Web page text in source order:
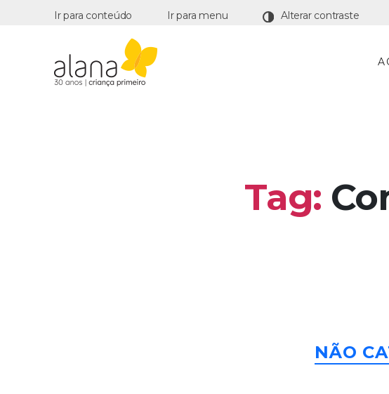
Ir para conteúdo Ir para menu
A
Tag:
NÃO